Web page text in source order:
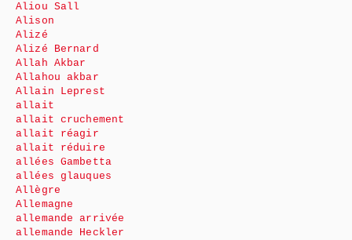
Aliou Sall
Alison
Alizé
Alizé Bernard
Allah Akbar
Allahou akbar
Allain Leprest
allait
allait cruchement
allait réagir
allait réduire
allées Gambetta
allées glauques
Allègre
Allemagne
allemande arrivée
allemande Heckler